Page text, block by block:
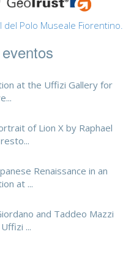
del Polo Museale Fiorentino.
at the Uffizi Gallery for
of Lion X by Raphael
Renaissance in an
at ...
and Taddeo Mazzi
...